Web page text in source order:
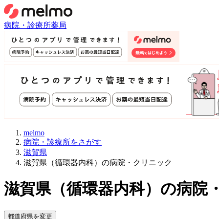
病院・診療所薬局
melmo
病院・診療所をさがす
滋賀県
滋賀県（循環器内科）の病院・クリニック
滋賀県（循環器内科） の病院
都道府県を変更